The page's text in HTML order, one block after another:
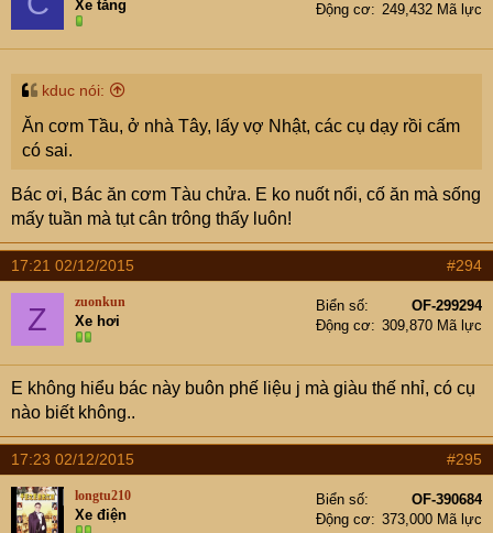
Xe tăng Động cơ 249,432 Mã lực
kduc nói:
Ăn cơm Tầu, ở nhà Tây, lấy vợ Nhật, các cụ dạy rồi cấm
có sai.
Bác ơi, Bác ăn cơm Tàu chửa. E ko nuốt nổi, cố ăn mà sống
mấy tuần mà tụt cân trông thấy luôn!
17:21 02/12/2015 #294
Z zuonkun
Xe hơi
Biển số
OF-299294
Động cơ
309,870 Mã lực
E không hiểu bác này buôn phế liệu j mà giàu thế nhỉ, có cụ
nào biết không..
17:23 02/12/2015 #295
longtu210
Xe điện
Biển số
OF-390684
Động cơ
373,000 Mã lực